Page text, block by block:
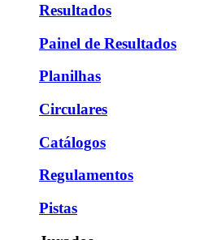
Resultados
Painel de Resultados
Planilhas
Circulares
Catálogos
Regulamentos
Pistas